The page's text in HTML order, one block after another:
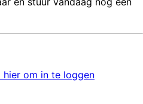
hier om in te loggen